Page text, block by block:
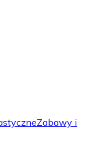
Zabawy i